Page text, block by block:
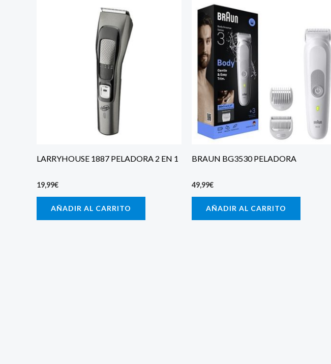
LARRYHOUSE 1887 PELADORA 2 EN 1
19,99€
AÑADIR AL CARRITO
BRAUN BG3530 PELADORA
49,99€
AÑADIR AL CARRITO